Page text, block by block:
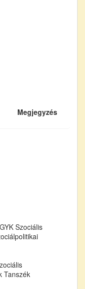
Megjegyzés
Szociális
Tanszék